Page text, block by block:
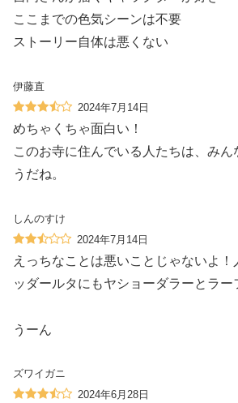
ここまでの色気シーンは不要
ストーリー自体は悪くない
伊藤直
2024年7月14日
めちゃくちゃ面白い！
このお寺に住んでいる人たちは、み
うだね。
しんのすけ
2024年7月14日
えっちなことは悪いことじゃないよ
ッダールタにもヤショーダラーとラー
うーん
ズワイガニ
2024年6月28日